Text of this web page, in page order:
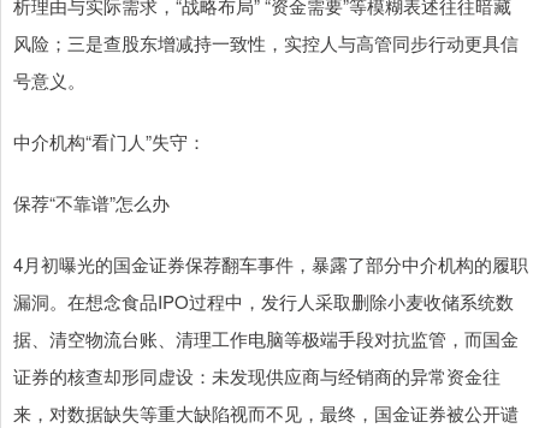
析理由与实际需求，“战略布局” “资金需要”等模糊表述往往暗藏
风险；三是查股东增减持一致性，实控人与高管同步行动更具信
号意义。
中介机构“看门人”失守：
保荐“不靠谱”怎么办
4月初曝光的国金证券保荐翻车事件，暴露了部分中介机构的履职
漏洞。在想念食品IPO过程中，发行人采取删除小麦收储系统数
据、清空物流台账、清理工作电脑等极端手段对抗监管，而国金
证券的核查却形同虚设：未发现供应商与经销商的异常资金往
来，对数据缺失等重大缺陷视而不见，最终，国金证券被公开谴